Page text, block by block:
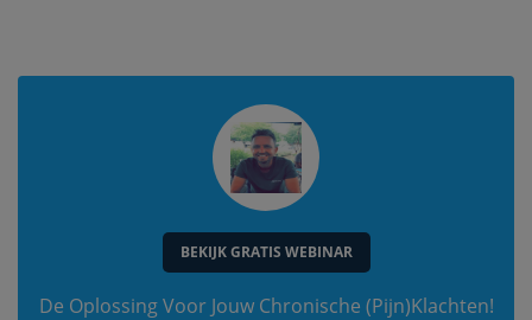
BEKIJK GRATIS WEBINAR
De Oplossing Voor Jouw Chronische (Pijn)Klachten!